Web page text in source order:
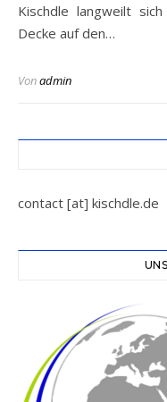
Kischdle langweilt
Decke auf den…
Vonadmin
contact [at] kischdle.de